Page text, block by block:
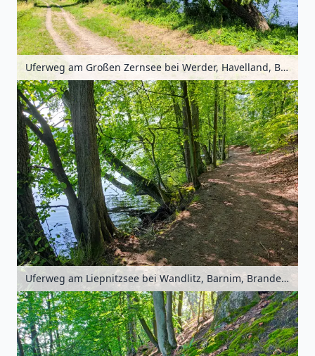
Uferweg am Großen Zernsee bei Werder, Havelland, Brandenburg, Deutschland
Uferweg am Liepnitzsee bei Wandlitz, Barnim, Brandenburg, Deutschland